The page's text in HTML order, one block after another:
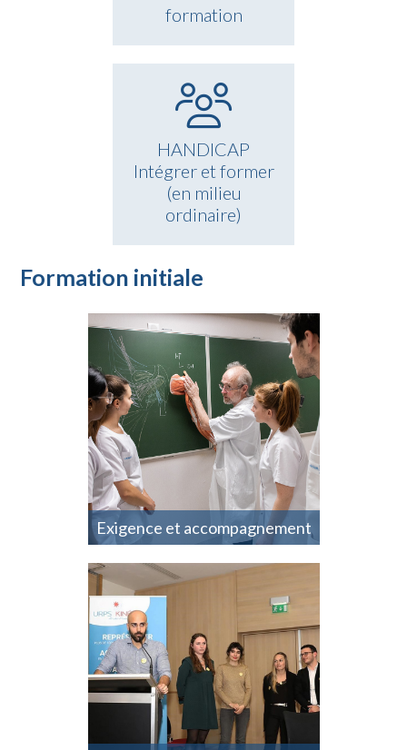
formation
HANDICAP
Intégrer et former
(en milieu
ordinaire)
Formation initiale
Exigence et accompagnement
Accompagnement
individualisé, bienveillance,
innovation pédagogique
Prix des mémoires,
Accompagnement vers la
communication scientifique